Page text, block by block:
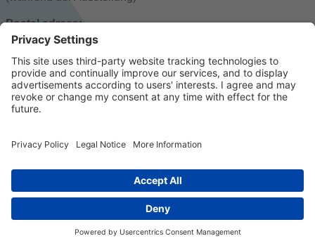
Postal adress:
An der Hauptwache 1, 60313 Frankfurt - Innenstadt
© 2023 k/c/e Marketing GmbH –